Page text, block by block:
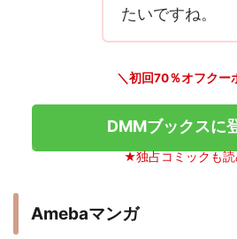
たいですね。
＼初回70％オフクー
DMMブックスに
★独占コミックも
Amebaマンガ